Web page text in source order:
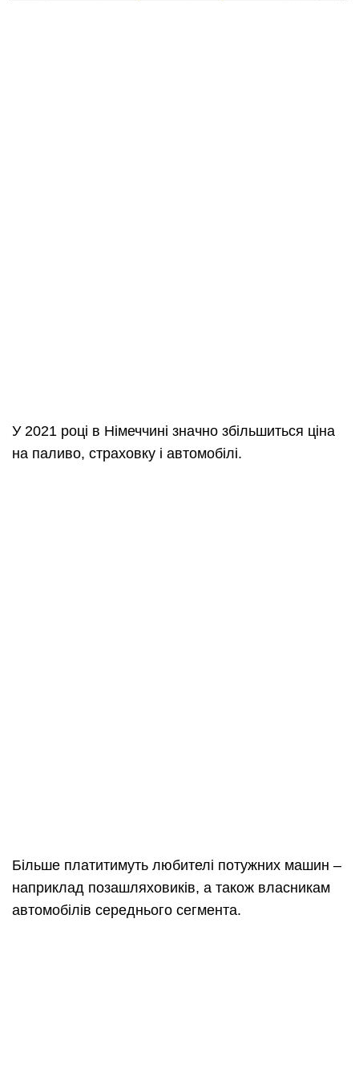
У 2021 році в Німеччині значно збільшиться ціна
на паливо, страховку і автомобілі.
Більше платитимуть любителі потужних машин –
наприклад позашляховиків, а також власникам
автомобілів середнього сегмента.